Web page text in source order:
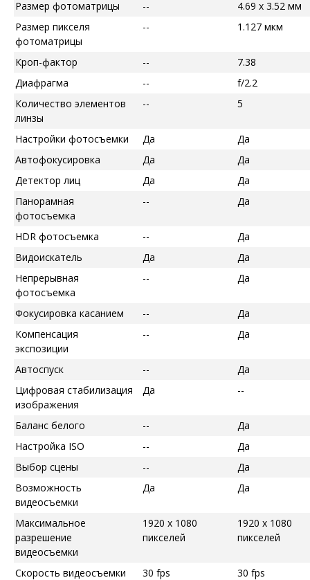
Размер фотоматрицы
--
4.69 x 3.52 мм
Размер пикселя
фотоматрицы
-- 1.127 мкм
Кроп-фактор --
7.38
Диафрагма
--
f/2.2
Количество элементов
линзы
-- 5
Настройки фотосъемки Да
Да
Автофокусировка
Да
Да
Детектор лиц
Да
Да
Панорамная
фотосъемка
-- Да
HDR фотосъемка --
Да
Видоискатель
Да
Да
Непрерывная
фотосъемка
-- Да
Фокусировка касанием --
Да
Компенсация
экспозиции
-- Да
Автоспуск --
Да
Цифровая стабилизация
изображения
Да --
Баланс белого --
Да
Настройка ISO
--
Да
Выбор сцены
--
Да
Возможность
видеосъемки
Да Да
Максимальное
разрешение
видеосъемки
1920 x 1080
пикселей
1920 x 1080
пикселей
Скорость видеосъемки 30 fps
30 fps